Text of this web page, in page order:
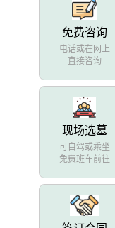
免费咨询
电话或在网上
直接咨询
现场选墓
可自驾或乘坐
免费班车前往